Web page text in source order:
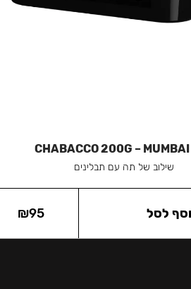
CHABACCO 200G –
שילוב של תה עם תבלינים
₪95 לסל